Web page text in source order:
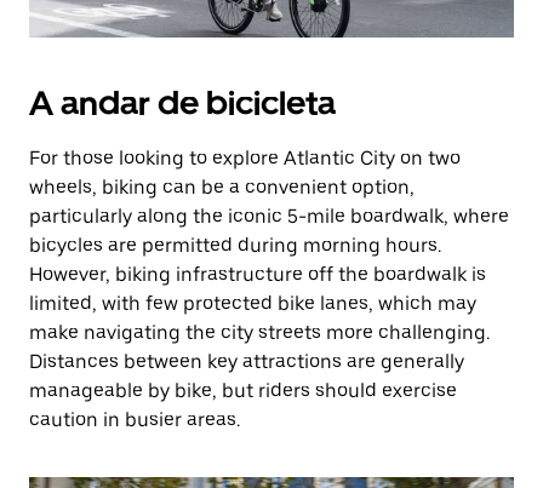
A andar de bicicleta
For those looking to explore Atlantic City on two
wheels, biking can be a convenient option,
particularly along the iconic 5-mile boardwalk, where
bicycles are permitted during morning hours.
However, biking infrastructure off the boardwalk is
limited, with few protected bike lanes, which may
make navigating the city streets more challenging.
Distances between key attractions are generally
manageable by bike, but riders should exercise
caution in busier areas.